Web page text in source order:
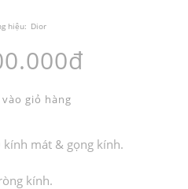
hiệu: Dior
vào giỏ hàng
kính mát & gọng kính.
kính.